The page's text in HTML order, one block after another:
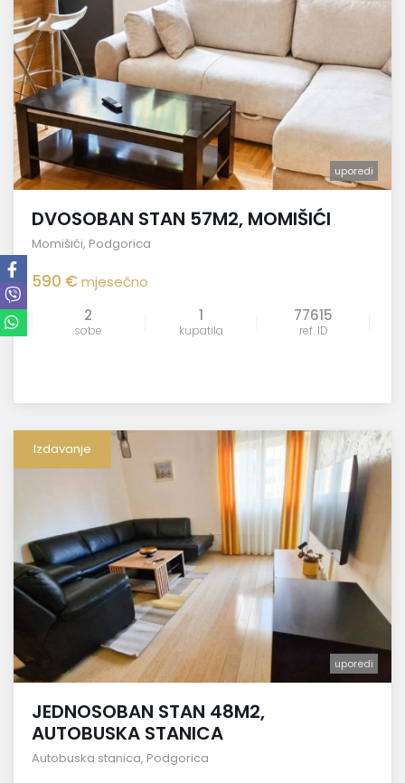
uporedi
DVOSOBAN STAN 57M2, MOMIŠIĆI
Momišići, Podgorica
590 €mjesečno
2
sobe
1
kupatila
77615
ref. ID
Izdavanje
uporedi
JEDNOSOBAN STAN 48M2,
AUTOBUSKA STANICA
Autobuska stanica, Podgorica